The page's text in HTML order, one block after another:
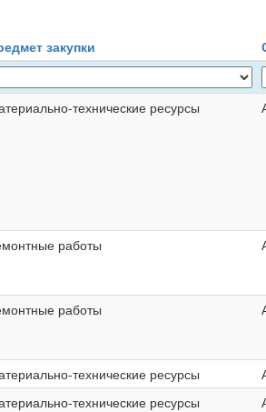
закупки
технические ресурсы
работы
работы
технические ресурсы
технические ресурсы